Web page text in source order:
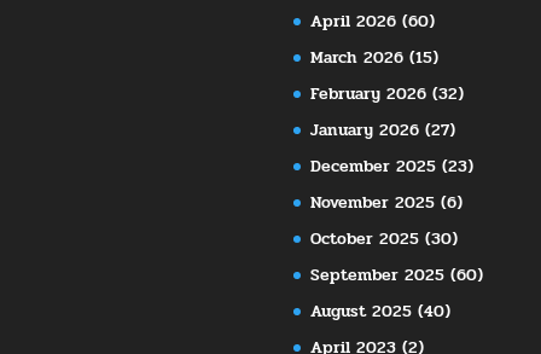
April 2026 (60)
March 2026 (15)
February 2026 (32)
January 2026 (27)
December 2025 (23)
November 2025 (6)
October 2025 (30)
September 2025 (60)
August 2025 (40)
April 2023 (2)